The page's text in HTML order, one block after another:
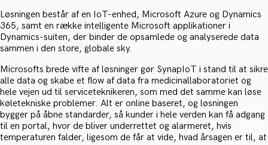
Løsningen består af en IoT-enhed, Microsoft Azure og Dynamics
365, samt en række intelligente Microsoft applikationer i
Dynamics-suiten, der binder de opsamlede og analyserede data
sammen i den store, globale sky.
Microsofts brede vifte af løsninger gør SynapIoT i stand til at sikre
alle data og skabe et flow af data fra medicinallaboratoriet og
hele vejen ud til serviceteknikeren, som med det samme kan løse
køletekniske problemer. Alt er online baseret, og løsningen
bygger på åbne standarder, så kunder i hele verden kan få adgang
til en portal, hvor de bliver underrettet og alarmeret, hvis
temperaturen falder, ligesom de får at vide, hvad årsagen er til, at